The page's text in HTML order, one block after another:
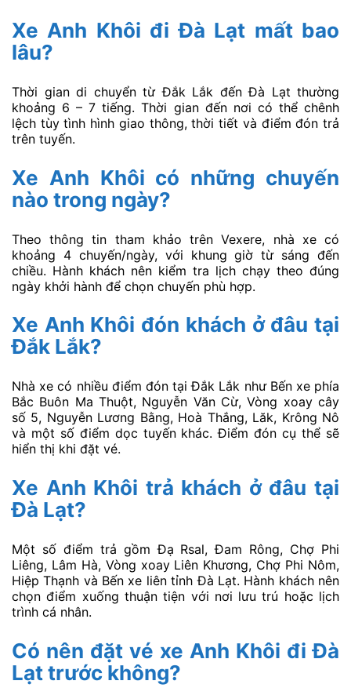
loại xe cũng được hiển thị rõ để bạn cân nhắc trước
khi thanh toán.
lịch Đà Lạt, người đi công tác hoặc hành khách cần
đặt vé cho người thân. Bạn có thể chủ động kiểm tra
thông tin chuyến đi ngay trên điện thoại, hạn chế mất
thời gian mua vé trực tiếp tại bến.
Câu hỏi thường gặp về xe
Anh Khôi đi Đà Lạt từ Đắk
Lắk
Xe Anh Khôi đi Đà Lạt từ Đắk Lắk
giá bao nhiêu?
Giá vé tham khảo từ khoảng 276.000đ/vé. Mức giá
thực tế có thể thay đổi theo ngày đi, loại xe, vị trí chỗ
Xe Anh Khôi đi Đà Lạt mất bao
lâu?
khoảng 6 – 7 tiếng. Thời gian đến nơi có thể chênh
lệch tùy tình hình giao thông, thời tiết và điểm đón trả
trên tuyến.
Xe Anh Khôi có những chuyến
nào trong ngày?
Theo thông tin tham khảo trên Vexere, nhà xe có
chiều. Hành khách nên kiểm tra lịch chạy theo đúng
ngày khởi hành để chọn chuyến phù hợp.